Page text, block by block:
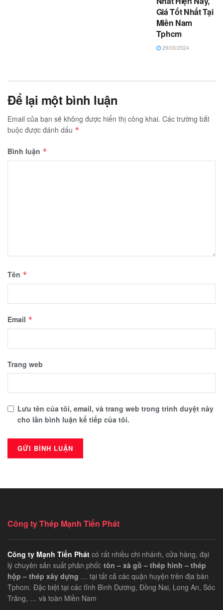
Giá Tốt Nhất Tại
Miền Nam
Tphcm
29/03/2024
Để lại một bình luận
Email của bạn sẽ không được hiển thị công khai. Các trường bắt
buộc được đánh dấu *
Bình luận *
Tên *
Email *
Trang web
Lưu tên của tôi, email, và trang web trong trình duyệt này
cho lần bình luận kế tiếp của tôi.
Công ty Thép Mạnh Tiến Phát
Công ty Mạnh Tiến Phát có rất nhiều chi nhánh, cửa hàng, đại
lý chuyên sản xuất phân phối: tôn – xà gồ – thép hình – thép
hộp – thép xây dựng … tại tất cả các quận huyện trên địa bàn
Tphcm. Đặc biệt tại các tỉnh Bình Dương, Đồng Nai, Long An, Sóc
Trăng, … và toàn Miền Nam